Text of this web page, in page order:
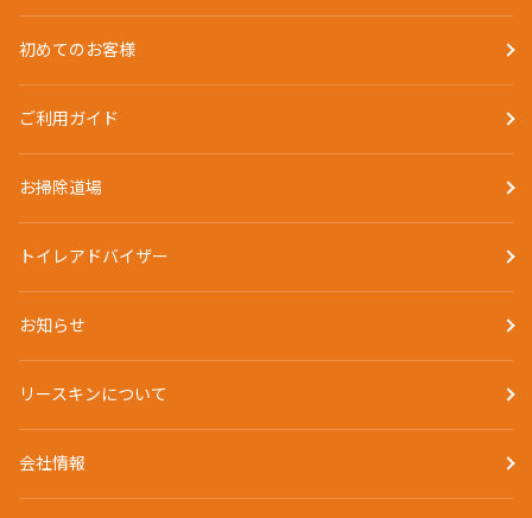
初めてのお客様
ご利用ガイド
お掃除道場
トイレアドバイザー
お知らせ
リースキンについて
会社情報